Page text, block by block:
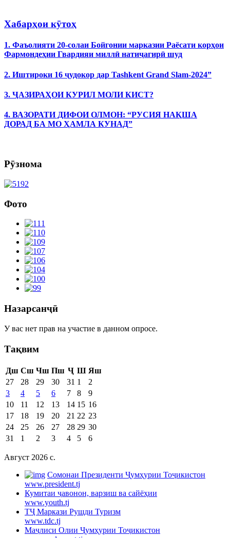
Хабарҳои кӯтоҳ
1. Фаъолияти 20-солаи Бойгонии марказии Раёсати корҳои
Фармондеҳии Гвардияи миллӣ натиҷагирӣ шуд
2. Иштироки 16 ҷудокор дар Tashkent Grand Slam-2024”
3. ҶАЗИРАҲОИ КУРИЛ МОЛИ КИСТ?
4. ВАЗОРАТИ ДИФОИ ОЛМОН: “РУСИЯ НАҚША
ДОРАД БА МО ҲАМЛА КУНАД”
Рӯзнома
Фото
Назарсанҷӣ
У вас нет прав на участие в данном опросе.
Тақвим
Дш Сш Чш Пш Ҷ Ш Яш
27
28 29 30 31 1
2
3
4 5 6 7 8
9
10
11 12 13 14 15 16
17
18 19 20 21 22 23
24
25 26 27 28 29 30
31
1 2 3 4 5 6
Август 2026 c.
Cомонаи Президенти Ҷумҳурии Тоҷикистон
www.president.tj
Кумитаи ҷавонон, варзиш ва сайёҳии
www.youth.tj
ТҶ Маркази Рушди Туризм
www.tdc.tj
Маҷлиси Олии Ҷумҳурии Тоҷикистон